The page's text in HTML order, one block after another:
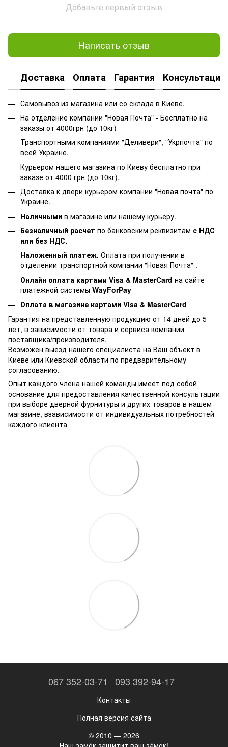
Добавьте первый отзыв
Написать отзыв
Доставка Оплата Гарантия Консультация
Самовывоз из магазина или со склада в Киеве.
На отделение компании "Новая Почта" - Бесплатно на
заказы от 4000грн (до 10кг)
Транспортными компаниями "Деливери", "Укрпочта" по
всей Украине.
Курьером нашего магазина по Киеву бесплатно при
заказе от 4000 грн (до 10кг).
Доставка к двери курьером компании "Новая почта" по
Украине.
Наличными в магазине или нашему курьеру.
Безналичный расчет по банковским реквизитам с НДС
или без НДС.
Наложенный платеж. Оплата при получении в
отделении транспортной компании "Новая Почта" .
Онлайн оплата картами Visa & MasterCard на сайте
платежной системы WayForPay
Оплата в магазине картами Visa & MasterCard
Гарантия на представленную продукцию от 14 дней до 5
лет, в зависимости от товара и сервиса компании
поставщика/производителя.
Возможен выезд нашего специалиста на Ваш объект в
Киеве или Киевской области по предварительному
согласованию.
Опыт каждого члена нашей команды имеет под собой
основание для предоставления качественной консультации
при выборе дверной фурнитуры и других товаров в нашем
магазине, взависимости от индивидуальных потребностей
каждого клиента
067 352-03-71 093 392-94-17
Контакты
Полная версия сайта
© 2010 — 2026